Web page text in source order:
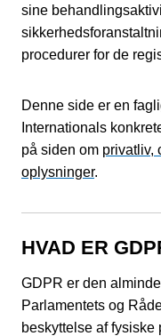
sine
procedurer for de
Denne side er en
Internationals
på siden om privatliv,
oplysninger.
HVAD ER
GDPR er den
Parlamentets og
beskyttelse af fysiske